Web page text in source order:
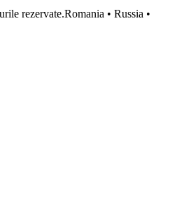
rezervate.Romania • Russia •